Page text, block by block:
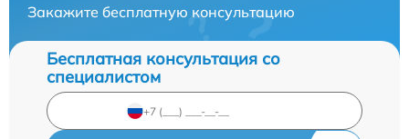
Закажите бесплатную консультацию
Бесплатная консультация со
специалистом